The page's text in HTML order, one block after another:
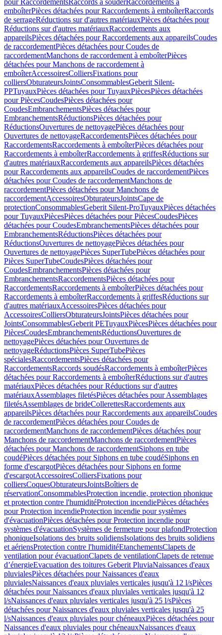
pour RaccordementsRaccords à souderRaccordements à
emboîterPièces détachées pour Raccordements à emboîterRaccords
de serrageRéductions sur d'autres matériauxPièces détachées pour
Réductions sur d'autres matériauxRaccordements aux
appareilsPièces détachées pour Raccordements aux appareilsCoudes
de raccordementPièces détachées pour Coudes de
raccordementManchons de raccordement à emboîterPièces
détachées pour Manchons de raccordement à
emboîterAccessoiresColliersFixations pour
colliersObturateursJointsConsommablesGeberit Silent-
PPTuyauxPièces détachées pour TuyauxPiècesPièces détachées
pour PiècesCoudesPièces détachées pour
CoudesEmbranchementsPièces détachées pour
EmbranchementsRéductionsPièces détachées pour
RéductionsOuvertures de nettoyagePièces détachées pour
Ouvertures de nettoyageRaccordementsPièces détachées pour
RaccordementsRaccordements à emboîterPièces détachées pour
Raccordements à emboîterRaccordements à griffesRéductions sur
d'autres matériauxRaccordements aux appareilsPièces détachées
pour Raccordements aux appareilsCoudes de raccordementPièces
détachées pour Coudes de raccordementManchons de
raccordementPièces détachées pour Manchons de
raccordementAccessoiresObturateursJointsCape de
protectionConsommablesGeberit Silent-ProTuyauxPièces détachées
pour TuyauxPiècesPièces détachées pour PiècesCoudesPièces
détachées pour CoudesEmbranchementsPièces détachées pour
EmbranchementsRéductionsPièces détachées pour
RéductionsOuvertures de nettoyagePièces détachées pour
Ouvertures de nettoyagePièces SuperTubePièces détachées pour
Pièces SuperTubeCoudesPièces détachées pour
CoudesEmbranchementsPièces détachées pour
EmbranchementsRaccordementsPièces détachées pour
RaccordementsRaccordements à emboîterPièces détachées pour
Raccordements à emboîterRaccordements à griffesRéductions sur
d'autres matériauxAccessoiresPièces détachées pour
AccessoiresColliersObturateursJointsPièces détachées pour
JointsConsommablesGeberit PETuyauxPiècesPièces détachées pour
PiècesCoudesEmbranchementsRéductionsOuvertures de
nettoyagePièces détachées pour Ouvertures de
nettoyageRéductionsPièces SuperTubePièces
spécialesRaccordementsPièces détachées pour
RaccordementsRaccords soudésRaccordements à emboîterPièces
détachées pour Raccordements à emboîterRéductions sur d'autres
matériauxPièces détachées pour Réductions sur d'autres
matériauxAssemblages filetésPièces détachées pour Assemblages
filetésAssemblages de brideCollerettesRaccordements aux
appareilsPièces détachées pour Raccordements aux appareilsCoudes
de raccordementPièces détachées pour Coudes de
raccordementManchons de raccordementPièces détachées pour
Manchons de raccordementManchons de raccordementPièces
détachées pour Manchons de raccordementSiphons en tube
coudéPièces détachées pour Siphons en tube coudéSiphons en
forme d'escargotPièces détachées pour Siphons en forme
d'escargotAccessoiresColliersFixations pour
colliersCoquesObturateursJointsBoîtiers de
réservationConsommablesProtection incendie, protection phonique
et protection contre l'humiditéProtection incendiePièces détachées
pour Protection incendieProtection incendie pour systèmes
d'évacuationPièces détachées pour Protection incendie pour
systèmes d'évacuationSystèmes de fermeture pour plafondProtection
phoniqueIsolations des bruits solidiensIsolations des bruits solidiens
et aériensProtection contre l'humiditéEtanchementsClapets de
ventilation pour évacuationClapets de ventilationClapets de retenue
d’énergieEvacuation des toitures Geberit PluviaNaissances d'eaux
pluvialesPièces détachées pour Naissances d'eaux
pluvialesNaissances d'eaux pluviales verticales jusqu'à 12 l/sPièces
détachées pour Naissances d'eaux pluviales verticales jusqu'à 12
l/sNaissances d'eaux pluviales verticales jusqu'à 25 l/sPièces
détachées pour Naissances d'eaux pluviales verticales jusqu'à 25
l/sNaissances d'eaux pluviales pour chéneauxPièces détachées pour
Naissances d'eaux pluviales pour chéneauxNaissances d'eaux